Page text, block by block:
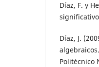
Díaz, F. y
Díaz, J.
Politécnico